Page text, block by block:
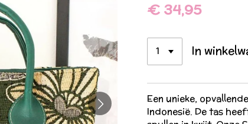
€ 34,95
In
Een unieke,
Indonesië. De tas